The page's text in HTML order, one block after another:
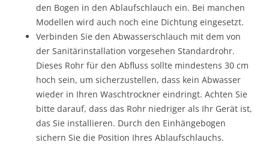
den Bogen in den Ablaufschlauch ein. Bei manchen
Modellen wird auch noch eine Dichtung eingesetzt.
Verbinden Sie den Abwasserschlauch mit dem von
der Sanitärinstallation vorgesehen Standardrohr.
Dieses Rohr für den Abfluss sollte mindestens 30 cm
hoch sein, um sicherzustellen, dass kein Abwasser
wieder in Ihren Waschtrockner eindringt. Achten Sie
bitte darauf, dass das Rohr niedriger als Ihr Gerät ist,
das Sie installieren. Durch den Einhängebogen
sichern Sie die Position Ihres Ablaufschlauchs.